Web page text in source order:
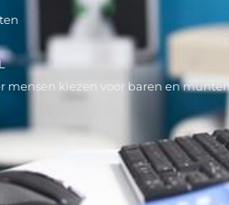
mensen kiezen voor baren en